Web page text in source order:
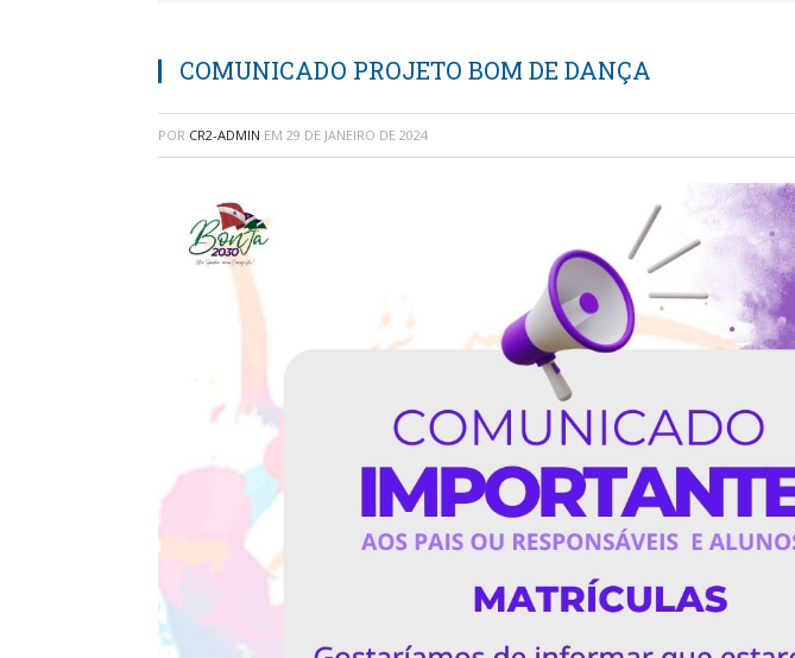
COMUNICADO PROJETO BOM DE DANÇA
POR CR2-ADMIN EM 29 DE JANEIRO DE 2024